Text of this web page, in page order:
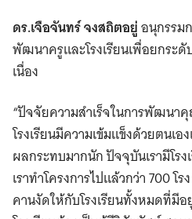
ดร.เจือจันทร์ จงสถิตอยู่อนุกรรม
พัฒนาครูและโรงเรียนเพื่อยกร
เนื่อง
“ปัจจัยความสำเร็จในการพัฒนา
โรงเรียนมีความเข้มแข็งด้วยตนเ
ผลกระทบมากนัก ปัจจุบันเรามีโร
เราทำโครงการไปแล้วกว่า 700 โร
คานงัดให้กับโรงเรียนทั้งหมดที่